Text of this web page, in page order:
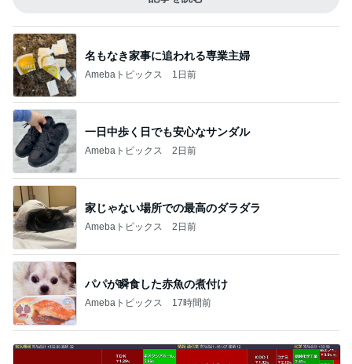
名もなき家事に追われる専業主婦
Amebaトピックス 1日前
一日中歩く日でも安心なサンダル
Amebaトピックス 2日前
家じゃない場所での最高のダラダラ
Amebaトピックス 2日前
パパが瞬食した赤魚の煮付け
Amebaトピックス 17時間前